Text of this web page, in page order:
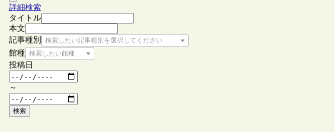
詳細検索
タイトル
本文
記事種別
検索したい記事種別を選択してください
館種 検索したい館種を選択してください
投稿日
～
検索